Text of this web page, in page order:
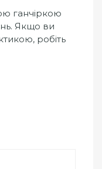
ганчіркою
Якщо ви
робіть